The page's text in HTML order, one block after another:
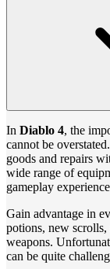
In Diablo 4, the
cannot be
goods and repairs
wide range of
gameplay
Gain advantage in
potions, new
weapons.
can be quite